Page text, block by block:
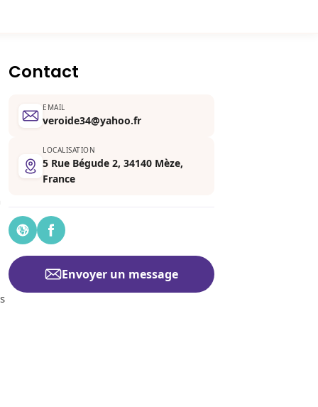
Contact
EMAIL
veroide34@yahoo.fr
LOCALISATION
5 Rue Bégude 2, 34140 Mèze,
France
Envoyer un message